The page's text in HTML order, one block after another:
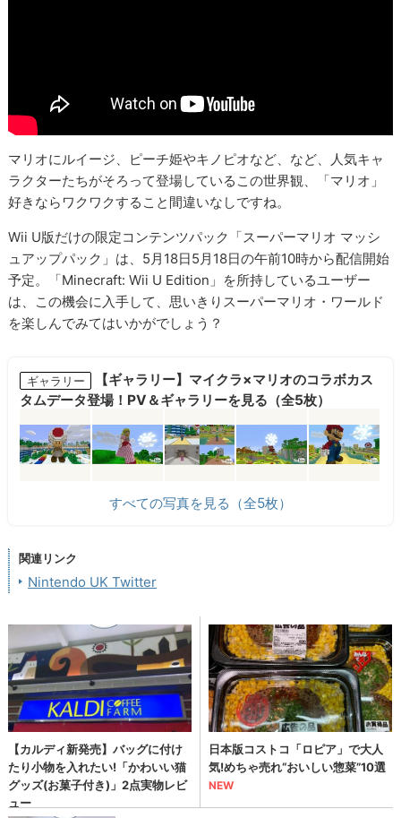
マリオにルイージ、ピーチ姫やキノピオなど、など、人気キャ
ラクターたちがそろって登場しているこの世界観、「マリオ」
好きならワクワクすること間違いなしですね。
Wii U版だけの限定コンテンツパック「スーパーマリオ マッシ
ュアップパック」は、5月18日5月18日の午前10時から配信開始
予定。「Minecraft: Wii U Edition」を所持しているユーザー
は、この機会に入手して、思いきりスーパーマリオ・ワールド
を楽しんでみてはいかがでしょう？
ギャラリー
【ギャラリー】マイクラ×マリオのコラボカス
タムデータ登場！PV＆ギャラリーを見る（全5枚）
すべての写真を見る（全5枚）
関連リンク
Nintendo UK Twitter